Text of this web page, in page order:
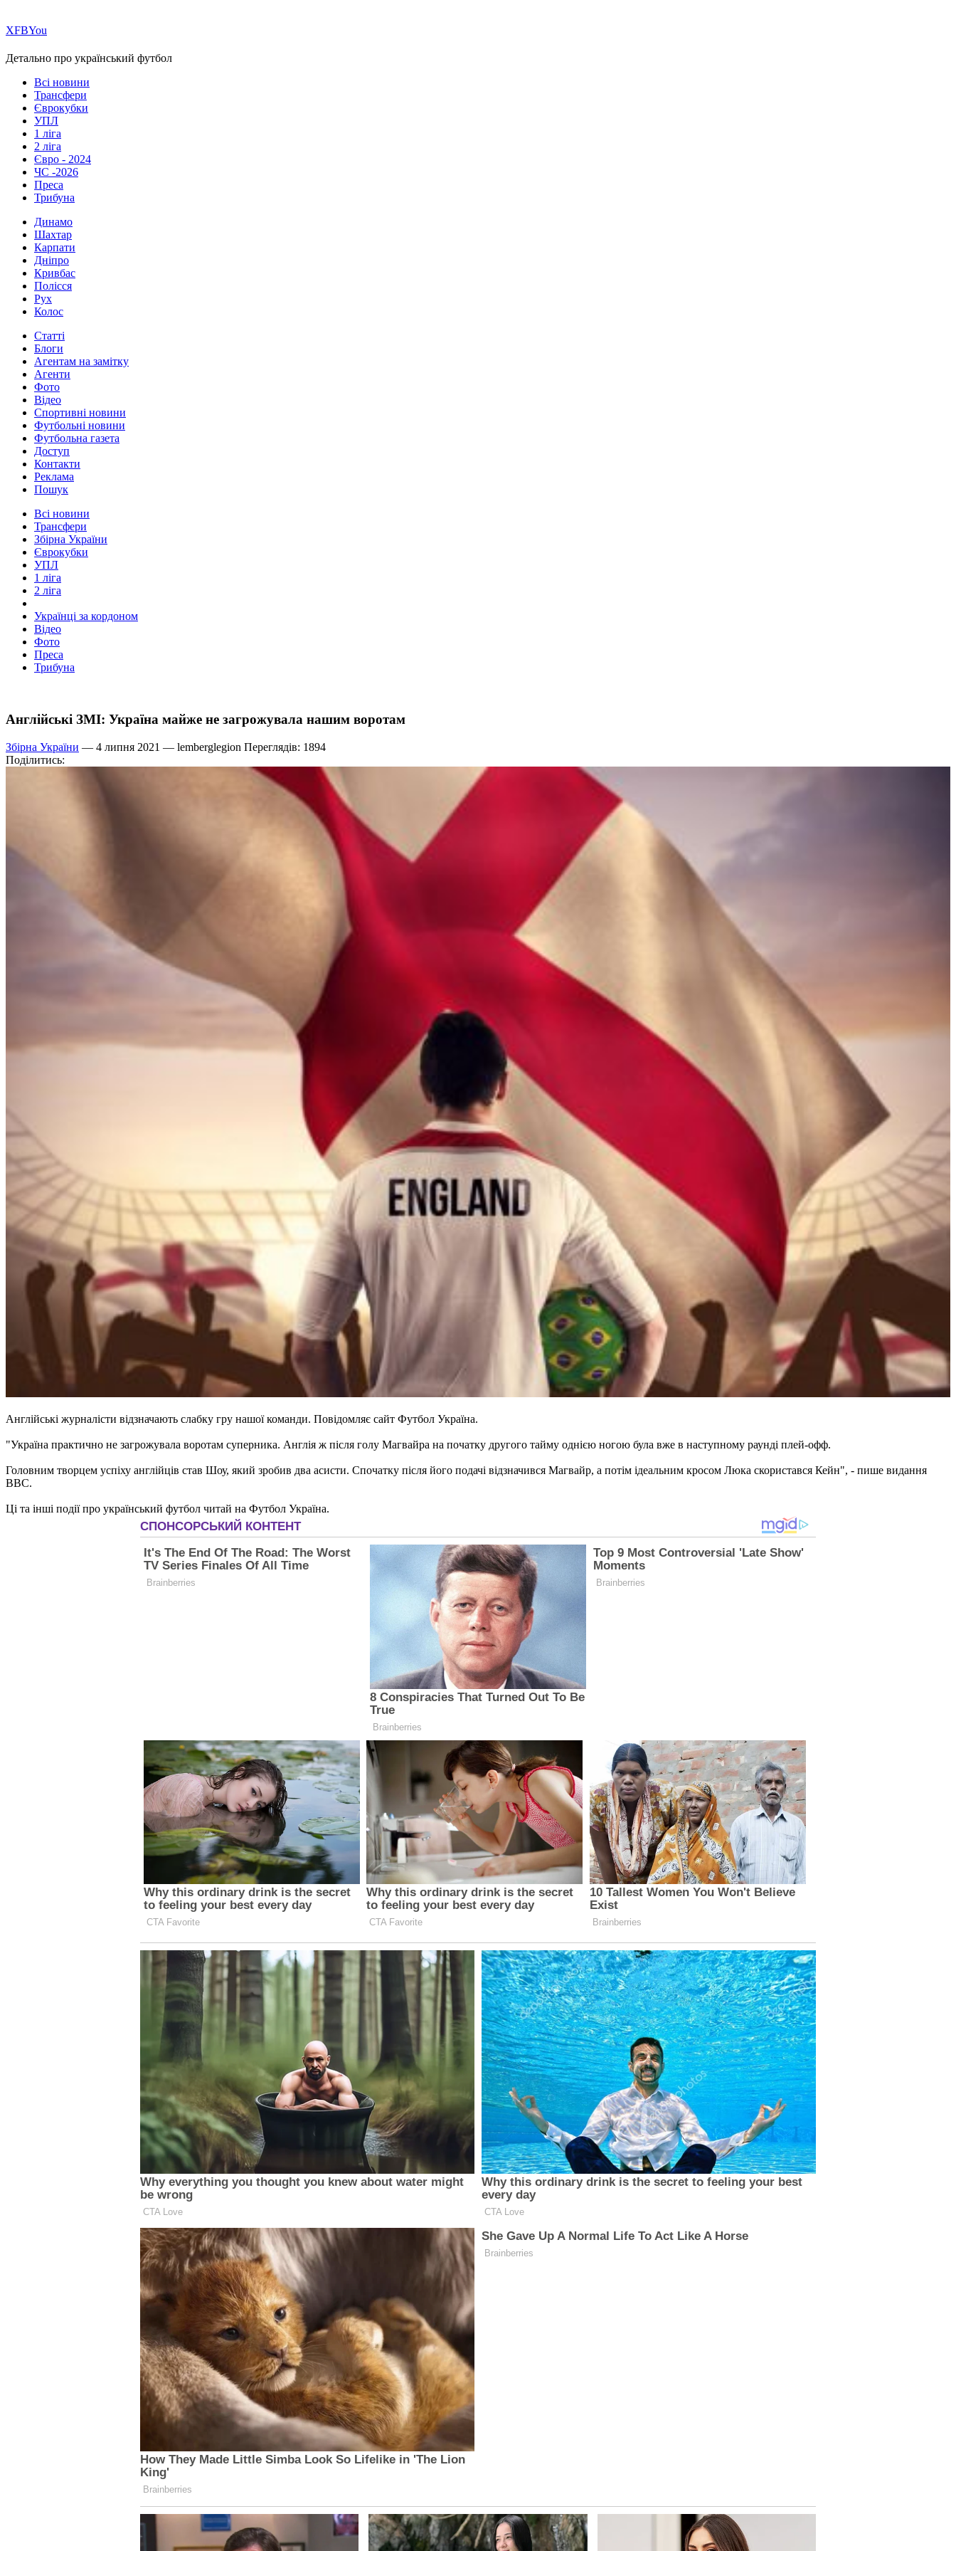
ХFBYou
Детально про український футбол
Всі новини
Трансфери
Єврокубки
УПЛ
1 ліга
2 ліга
Євро - 2024
ЧС -2026
Преса
Трибуна
Динамо
Шахтар
Карпати
Дніпро
Кривбас
Полісся
Рух
Колос
Статті
Блоги
Агентам на замітку
Агенти
Фото
Відео
Спортивні новини
Футбольні новини
Футбольна газета
Доступ
Контакти
Реклама
Пошук
Всі новини
Трансфери
Збірна України
Єврокубки
УПЛ
1 ліга
2 ліга
Українці за кордоном
Відео
Фото
Преса
Трибуна
Англійські ЗМІ: Україна майже не загрожувала нашим воротам
Збірна України — 4 липня 2021 — lemberglegion Переглядів: 1894
Поділитись:
Англійські журналісти відзначають слабку гру нашої команди. Повідомляє сайт Футбол Україна.
"Україна практично не загрожувала воротам суперника. Англія ж після голу Магвайра на початку другого тайму однією ногою була вже в наступному раунді плей-офф.
Головним творцем успіху англійців став Шоу, який зробив два асисти. Спочатку після його подачі відзначився Магвайр, а потім ідеальним кросом Люка скористався Кейн", - пише видання
ВВС.
Ці та інші події про український футбол читай на Футбол Україна.